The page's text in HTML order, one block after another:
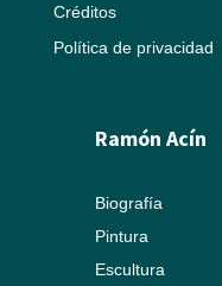
Créditos
Política de privacidad
Ramón Acín
Biografía
Pintura
Escultura